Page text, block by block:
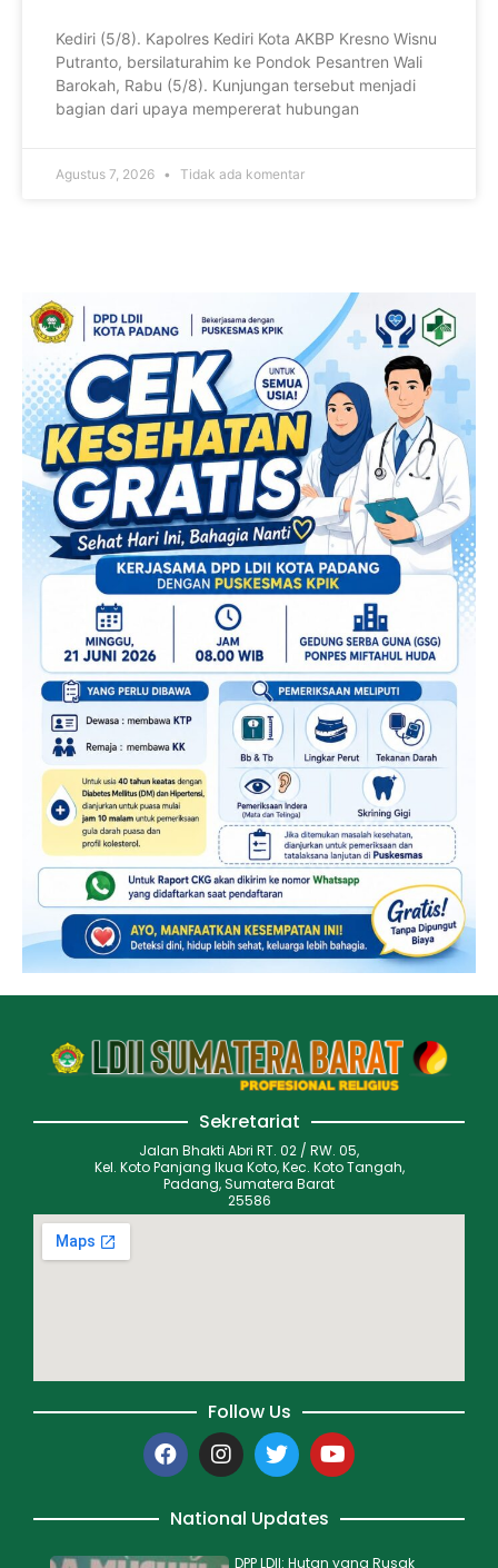
Kediri (5/8). Kapolres Kediri Kota AKBP Kresno Wisnu
Putranto, bersilaturahim ke Pondok Pesantren Wali
Barokah, Rabu (5/8). Kunjungan tersebut menjadi
bagian dari upaya mempererat hubungan
Agustus 7, 2026 Tidak ada komentar
Sekretariat
Jalan Bhakti Abri RT. 02 / RW. 05,
Kel. Koto Panjang Ikua Koto, Kec. Koto Tangah,
Padang, Sumatera Barat
25586
Follow Us
National Updates
DPP LDII: Hutan yang Rusak